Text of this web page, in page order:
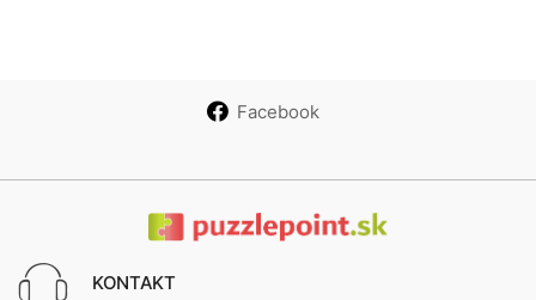
Facebook
KONTAKT